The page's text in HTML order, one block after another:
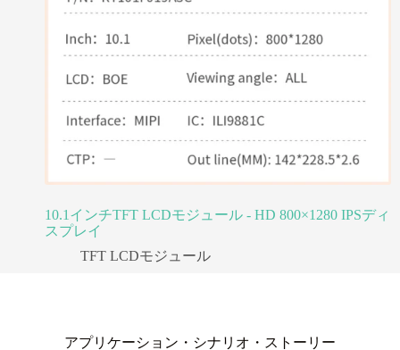
10.1インチTFT LCDモジュール - HD 800×1280 IPSディ
スプレイ
TFT LCDモジュール
アプリケーション・シナリオ・ストーリー